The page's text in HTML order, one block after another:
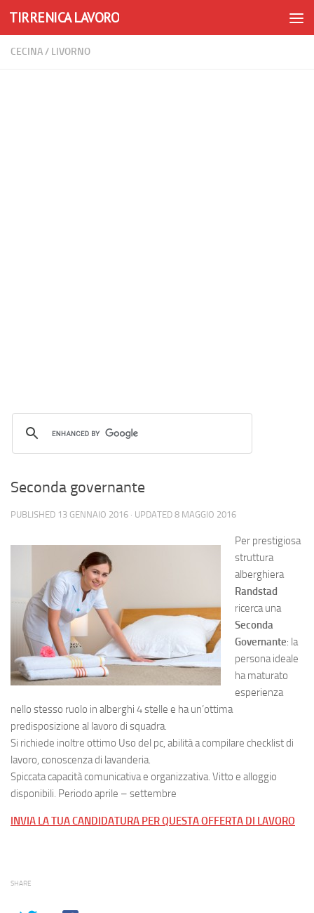
Skip to content
TIRRENICA LAVORO
CECINA/ LIVORNO
Seconda governante
PUBLISHED 13 GENNAIO 2016 · UPDATED 8 MAGGIO 2016
Per prestigiosa
struttura
alberghiera
Randstad
ricerca una
Seconda
Governante: la
persona ideale
ha maturato
esperienza
nello stesso ruolo in alberghi 4 stelle e ha un’ottima
predisposizione al lavoro di squadra.
Si richiede inoltre ottimo Uso del pc, abilità a compilare checklist di
lavoro, conoscenza di lavanderia.
Spiccata capacità comunicativa e organizzativa. Vitto e alloggio
disponibili. Periodo aprile – settembre
INVIA LA TUA CANDIDATURA PER QUESTA OFFERTA DI LAVORO
SHARE